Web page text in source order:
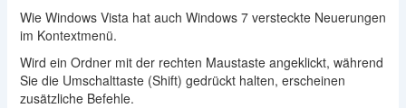
Wie Windows Vista hat auch Windows 7 versteckte Neuerungen
im Kontextmenü.
Wird ein Ordner mit der rechten Maustaste angeklickt, während
Sie die Umschalttaste (Shift) gedrückt halten, erscheinen
zusätzliche Befehle.